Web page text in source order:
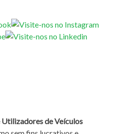
Utilizadores de Veículos